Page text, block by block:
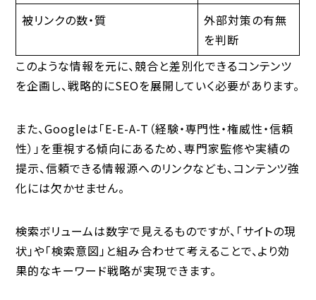
被リンクの数・質
外部対策の有無
を判断
このような情報を元に、競合と差別化できるコンテンツ
を企画し、戦略的にSEOを展開していく必要があります。
また、Googleは「E-E-A-T（経験・専門性・権威性・信頼
性）」を重視する傾向にあるため、専門家監修や実績の
提示、信頼できる情報源へのリンクなども、コンテンツ強
化には欠かせません。
検索ボリュームは数字で見えるものですが、「サイトの現
状」や「検索意図」と組み合わせて考えることで、より効
果的なキーワード戦略が実現できます。